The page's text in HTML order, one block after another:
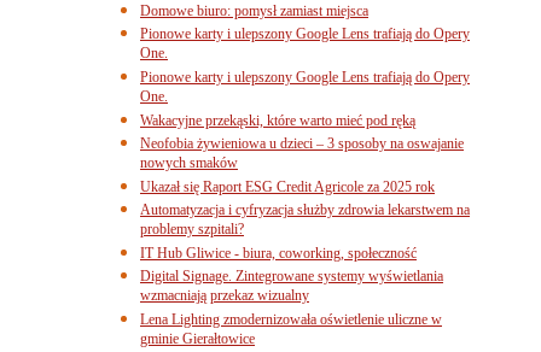
Domowe biuro: pomysł zamiast miejsca
Pionowe karty i ulepszony Google Lens trafiają do Opery
One.
Pionowe karty i ulepszony Google Lens trafiają do Opery
One.
Wakacyjne przekąski, które warto mieć pod ręką
Neofobia żywieniowa u dzieci – 3 sposoby na oswajanie
nowych smaków
Ukazał się Raport ESG Credit Agricole za 2025 rok
Automatyzacja i cyfryzacja służby zdrowia lekarstwem na
problemy szpitali?
IT Hub Gliwice - biura, coworking, społeczność
Digital Signage. Zintegrowane systemy wyświetlania
wzmacniają przekaz wizualny
Lena Lighting zmodernizowała oświetlenie uliczne w
gminie Gierałtowice